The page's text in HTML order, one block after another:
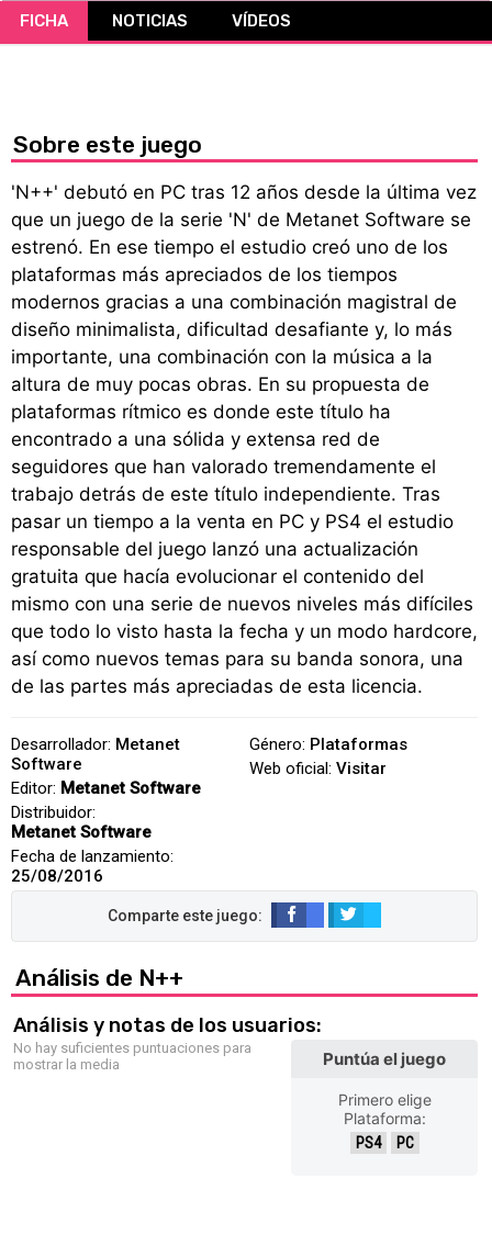
FICHA NOTICIAS VÍDEOS
Sobre este juego
'N++' debutó en PC tras 12 años desde la última vez
que un juego de la serie 'N' de Metanet Software se
estrenó. En ese tiempo el estudio creó uno de los
plataformas más apreciados de los tiempos
modernos gracias a una combinación magistral de
diseño minimalista, dificultad desafiante y, lo más
importante, una combinación con la música a la
altura de muy pocas obras. En su propuesta de
plataformas rítmico es donde este título ha
encontrado a una sólida y extensa red de
seguidores que han valorado tremendamente el
trabajo detrás de este título independiente. Tras
pasar un tiempo a la venta en PC y PS4 el estudio
responsable del juego lanzó una actualización
gratuita que hacía evolucionar el contenido del
mismo con una serie de nuevos niveles más difíciles
que todo lo visto hasta la fecha y un modo hardcore,
así como nuevos temas para su banda sonora, una
de las partes más apreciadas de esta licencia.
Desarrollador: Metanet
Software
Editor: Metanet Software
Distribuidor:
Metanet Software
Fecha de lanzamiento:
25/08/2016
Género: Plataformas
Web oficial: Visitar
Análisis de N++
Análisis y notas de los usuarios:
No hay suficientes puntuaciones para
mostrar la media
Puntúa el juego
Primero elige
Plataforma:
PS4 PC